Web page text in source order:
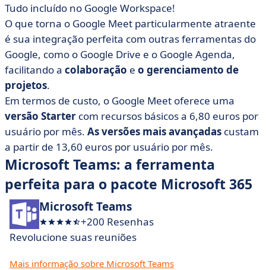
Tudo incluído no Google Workspace!
O que torna o Google Meet particularmente atraente
é sua integração perfeita com outras ferramentas do
Google, como o Google Drive e o Google Agenda,
facilitando a colaboração e o gerenciamento de
projetos.
Em termos de custo, o Google Meet oferece uma
versão Starter com recursos básicos a 6,80 euros por
usuário por mês. As versões mais avançadas custam
a partir de 13,60 euros por usuário por mês.
Microsoft Teams: a ferramenta
perfeita para o pacote Microsoft 365
Microsoft Teams
+200 Resenhas
Revolucione suas reuniões
Mais informação sobre Microsoft Teams